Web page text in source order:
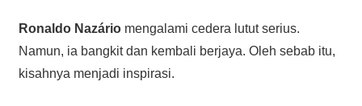
Ronaldo Nazáriomengalami cedera lutut serius.
Namun, ia bangkit dan kembali berjaya. Oleh sebab itu,
kisahnya menjadi inspirasi.